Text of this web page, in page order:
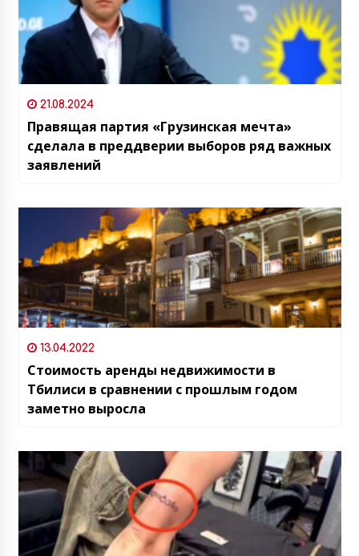
21.08.2024
Правящая партия «Грузинская мечта»
сделала в преддверии выборов ряд важных
заявлений
13.04.2022
Стоимость аренды недвижимости в
Тбилиси в сравнении с прошлым годом
заметно выросла